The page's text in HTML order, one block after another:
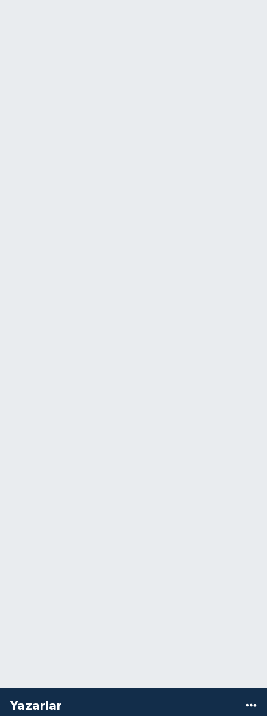
Yazarlar